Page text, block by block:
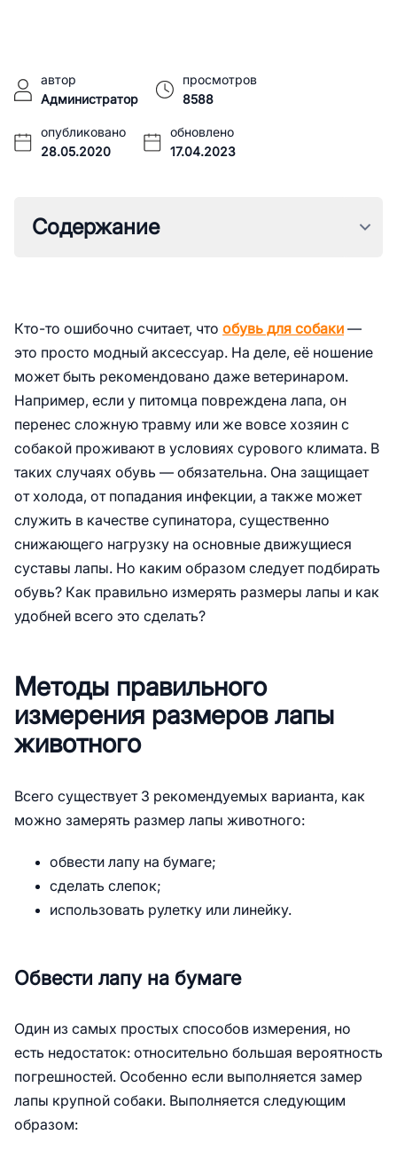
автор
Администратор
просмотров
8588
опубликовано
28.05.2020
обновлено
17.04.2023
Содержание
Сделать слепок
Использование рулетки или линейки
2.Как определить необходимый размер
обуви для питомца
Кто-то ошибочно считает, что обувь для собаки —
это просто модный аксессуар. На деле, её ношение
может быть рекомендовано даже ветеринаром.
Например, если у питомца повреждена лапа, он
перенес сложную травму или же вовсе хозяин с
собакой проживают в условиях сурового климата. В
таких случаях обувь — обязательна. Она защищает
от холода, от попадания инфекции, а также может
служить в качестве супинатора, существенно
снижающего нагрузку на основные движущиеся
суставы лапы. Но каким образом следует подбирать
обувь? Как правильно измерять размеры лапы и как
удобней всего это сделать?
Методы правильного
измерения размеров лапы
животного
Всего существует 3 рекомендуемых варианта, как
можно замерять размер лапы животного:
обвести лапу на бумаге;
сделать слепок;
использовать рулетку или линейку.
Обвести лапу на бумаге
Один из самых простых способов измерения, но
есть недостаток: относительно большая вероятность
погрешностей. Особенно если выполняется замер
лапы крупной собаки. Выполняется следующим
образом: